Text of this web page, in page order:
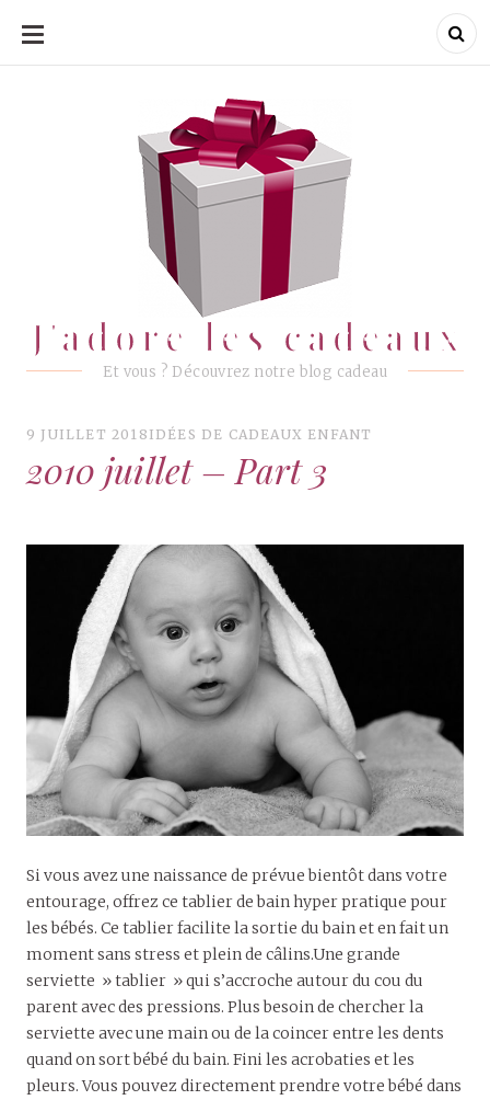
ALLER
CONTENU
J'adore les cadeaux
Et vous ? Découvrez notre blog cadeau
J'adore les cadeaux
9 JUILLET 2018 IDÉES DE CADEAUX ENFANT
2010 juillet – Part 3
Si vous avez une naissance de prévue bientôt dans votre
entourage, offrez ce tablier de bain hyper pratique pour
les bébés. Ce tablier facilite la sortie du bain et en fait un
moment sans stress et plein de câlins.Une grande
serviette » tablier » qui s’accroche autour du cou du
parent avec des pressions. Plus besoin de chercher la
serviette avec une main ou de la coincer entre les dents
quand on sort bébé du bain. Fini les acrobaties et les
pleurs. Vous pouvez directement prendre votre bébé dans